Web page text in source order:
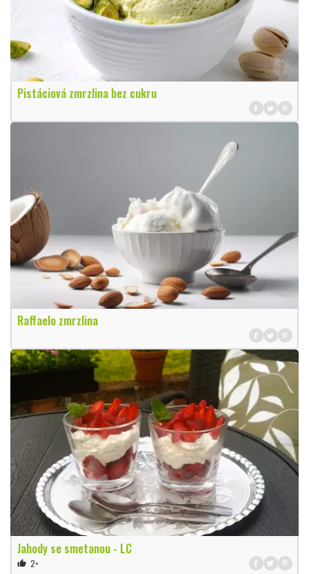
Pistáciová zmrzlina bez cukru
Raffaelo zmrzlina
Jahody se smetanou - LC
thumb_up 2×